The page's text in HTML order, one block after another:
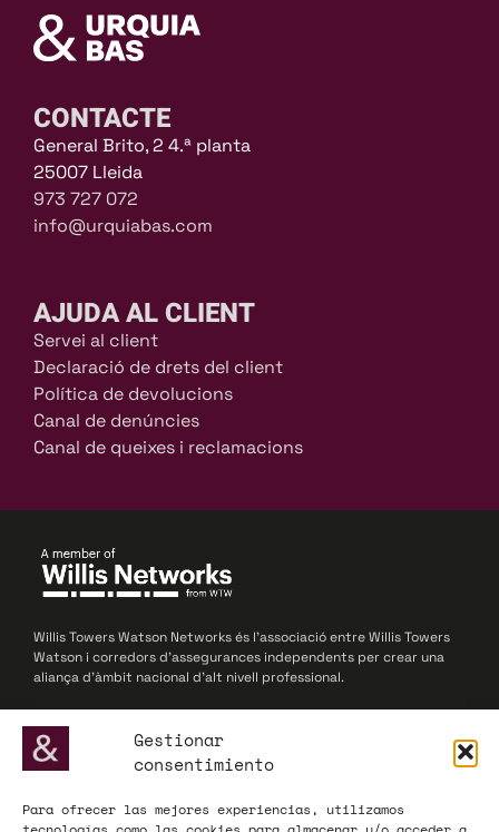
Gestionar
consentimiento
Para ofrecer las mejores experiencias, utilizamos
CONTACTE
General Brito, 2 4.ª planta
25007 Lleida
973 727 072
info@urquiabas.com
AJUDA AL CLIENT
Servei al client
Declaració de drets del client
Política de devolucions
Canal de denúncies
Canal de queixes i reclamacions
Willis Towers Watson Networks és l’associació entre Willis Towers
Watson i corredors d’assegurances independents per crear una
aliança d’àmbit nacional d’alt nivell professional.
© 2025 Willis Towers Watson Networks / Willis Towers Watson
ADECOSE, fundada el 1977, defensa els interessos de les